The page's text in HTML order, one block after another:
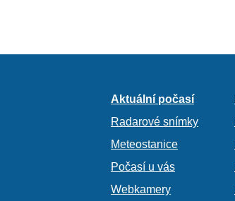
Aktuální počasí
Radarové snímky
Meteostanice
Počasí u vás
Webkamery